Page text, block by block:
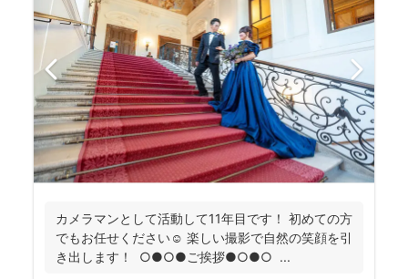
カメラマンとして活動して11年目です！ 初めての方
でもお任せください☺️ 楽しい撮影で自然の笑顔を引
き出します！ ○●○●ご挨拶●○●○ ...